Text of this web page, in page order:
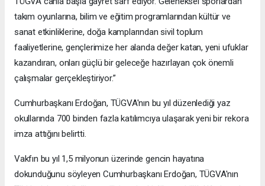
takım oyunlarına, bilim ve eğitim programlarından kültür ve
sanat etkinliklerine, doğa kamplarından sivil toplum
faaliyetlerine, gençlerimize her alanda değer katan, yeni ufuklar
kazandıran, onları güçlü bir geleceğe hazırlayan çok önemli
çalışmalar gerçekleştiriyor.”
Cumhurbaşkanı Erdoğan, TÜGVA'nın bu yıl düzenlediği yaz
okullarında 700 binden fazla katılımcıya ulaşarak yeni bir rekora
imza attığını belirtti.
Vakfın bu yıl 1,5 milyonun üzerinde gencin hayatına
dokunduğunu söyleyen Cumhurbaşkanı Erdoğan, TÜGVA'nın